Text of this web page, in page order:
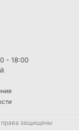
- 18:00
права защищены